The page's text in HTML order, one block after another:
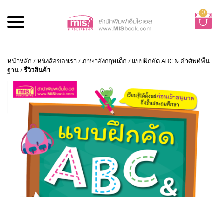
0
หน้าหลัก /หนังสือของเรา /ภาษาอังกฤษเด็ก / แบบฝึกคัด ABC & คำศัพท์พื้น
ฐาน/รีวิวสินค้า